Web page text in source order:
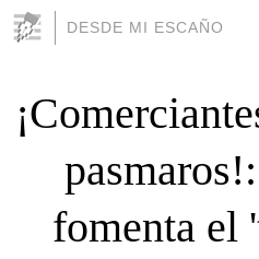
DESDE MI ESCAÑO
fomenta el